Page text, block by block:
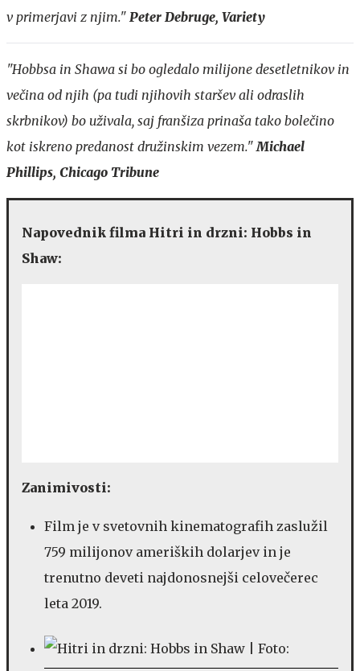
v primerjavi z njim." Peter Debruge, Variety
"Hobbsa in Shawa si bo ogledalo milijone desetletnikov in
večina od njih (pa tudi njihovih staršev ali odraslih
skrbnikov) bo uživala, saj franšiza prinaša tako bolečino
kot iskreno predanost družinskim vezem." Michael
Phillips, Chicago Tribune
Napovednik filma Hitri in drzni: Hobbs in
Shaw:
Zanimivosti:
Film je v svetovnih kinematografih zaslužil
759 milijonov ameriških dolarjev in je
trenutno deveti najdonosnejši celovečerec
leta 2019.